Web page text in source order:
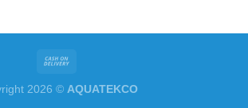
2026 © AQUATEKCO